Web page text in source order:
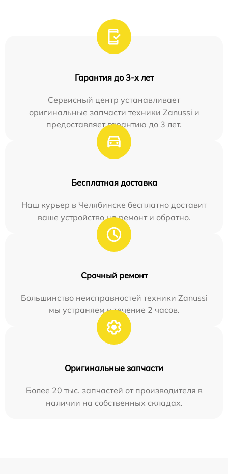
Гарантия до 3-х лет
Сервисный центр устанавливает
оригинальные запчасти техники Zanussi и
предоставляет гарантию до 3 лет.
Бесплатная доставка
Наш курьер в Челябинске бесплатно доставит
ваше устройство на ремонт и обратно.
Срочный ремонт
Большинство неисправностей техники Zanussi
мы устраняем в течение 2 часов.
Оригинальные запчасти
Более 20 тыс. запчастей от производителя в
наличии на собственных складах.